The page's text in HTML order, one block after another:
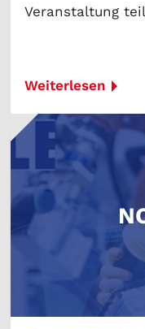
Veranstaltung
Weiterlesen